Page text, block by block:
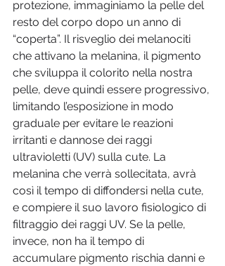
protezione, immaginiamo la pelle del
resto del corpo dopo un anno di
“coperta”. Il risveglio dei melanociti
che attivano la melanina, il pigmento
che sviluppa il colorito nella nostra
pelle, deve quindi essere progressivo,
limitando l’esposizione in modo
graduale per evitare le reazioni
irritanti e dannose dei raggi
ultravioletti (UV) sulla cute. La
melanina che verrà sollecitata, avrà
così il tempo di diffondersi nella cute,
e compiere il suo lavoro fisiologico di
filtraggio dei raggi UV. Se la pelle,
invece, non ha il tempo di
accumulare pigmento rischia danni e